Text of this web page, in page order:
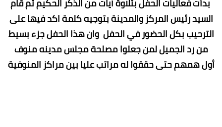
السيد رئيس المركز والمدينة بتوجيه كلمة اكد فيها على
الترحيب بكل الحضور في الحفل وان هذا الحفل جزء بسيط
من رد الجميل لمن جعلوا مصلحة مجلس مدينه منوف
أول همهم حتى حققوا له مراتب عليا بين مراكز المنوفية